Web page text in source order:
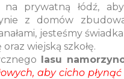
prywatną łódź,
z domów
jesteśmy
wiejską szkołę.
lasu
aby cicho